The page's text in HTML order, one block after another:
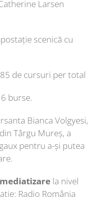
Larsen
scenică cu
de cursuri per total
burse.
Bianca Volgyesi,
Târgu Mureș, a
pentru a-și putea
mediatizare la nivel
Radio România